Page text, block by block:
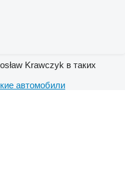
Krawczyk в таких
автомобили